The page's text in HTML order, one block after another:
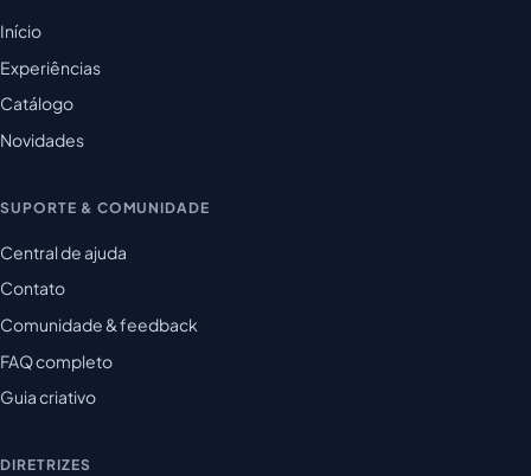
Início
Experiências
Catálogo
Novidades
SUPORTE & COMUNIDADE
Central de ajuda
Contato
Comunidade & feedback
FAQ completo
Guia criativo
DIRETRIZES